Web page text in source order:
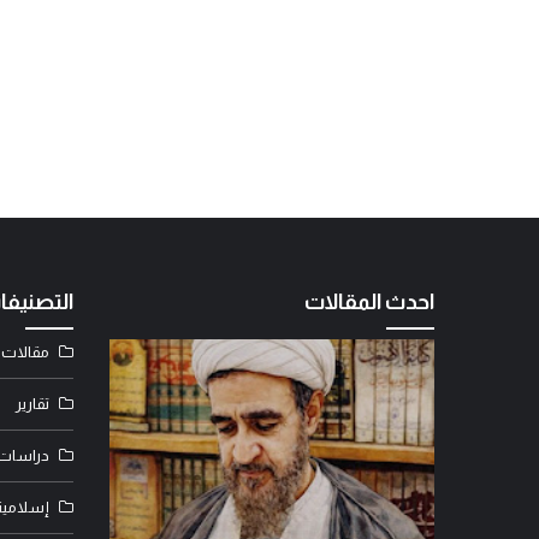
احدث المقالات
د. عامر
بين
مقالات
تقارير